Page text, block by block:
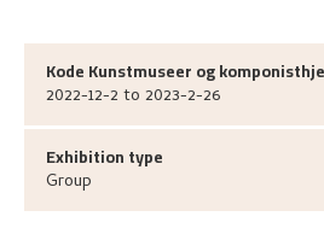
Kode Kunstmuseer og
2022-12-2 to 2023-2-26
Exhibition type
Group